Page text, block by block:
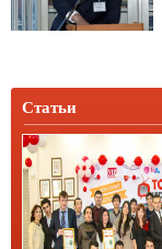
Статьи